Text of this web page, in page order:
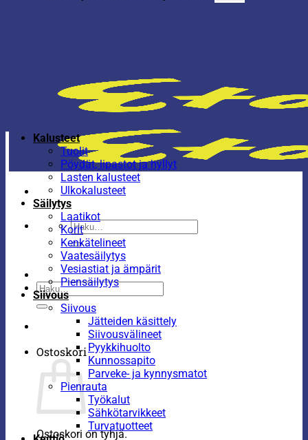
Etsi:
Etsi:
Ostoskori
Ostoskori on tyhjä.
Kalusteet
Tuolit
Pöydät, lipastot ja hyllyt
Lasten kalusteet
Ulkokalusteet
Säilytys
Laatikot
Korit
Kenkätelineet
Vaatesäilytys
Vesiastiat ja ämpärit
Piensäilytys
Siivous
Siivous
Jätteiden käsittely
Siivousvälineet
Pyykkihuolto
Kunnossapito
Parveke- ja kynnysmatot
Pienrauta
Työkalut
Sähkötarvikkeet
Turvatuotteet